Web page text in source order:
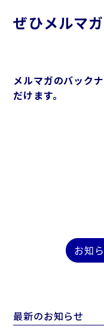
ぜひメルマ
メルマガのバック
だけます。
お知
最新のお知らせ